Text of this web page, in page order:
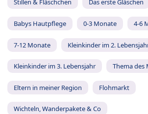
Stillen & Fläschchen Das erste Gläschen
Babys Hautpflege 0-3 Monate 4-6
7-12 Monate Kleinkinder im 2.
Kleinkinder im 3. Lebensjahr Thema des
Eltern in meiner Region Flohmarkt
Wichteln, Wanderpakete & Co